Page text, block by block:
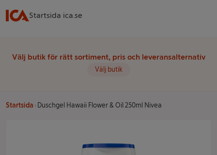
Startsida ica.se
Välj butik för rätt sortiment, pris och leveransalternativ
Välj butik
Startsida Duschgel Hawaii Flower & Oil 250ml Nivea